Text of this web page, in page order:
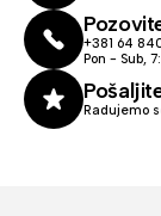
+381 64
Pon - Sub,
Radujemo